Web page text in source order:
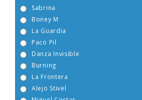
Boney M
Burning
Alejo Stivel